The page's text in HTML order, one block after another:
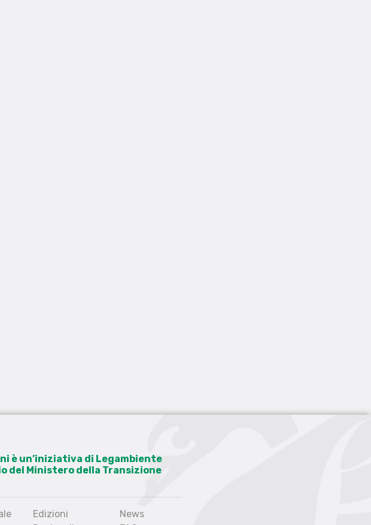
è un’iniziativa di Legambiente
del Ministero della Transizione
Edizioni
News